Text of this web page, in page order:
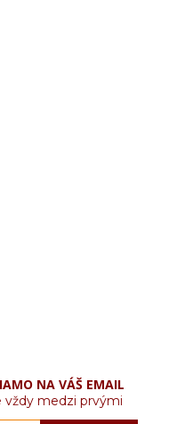
NA VÁŠ EMAIL
vždy medzi prvými